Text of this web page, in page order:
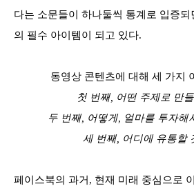
다는 소문들이 하나둘씩 통계로 입증되
의 필수 아이템이 되고 있다.
동영상 콘텐츠에 대해 세 가지
첫 번째, 어떤 주제로 만
두 번째, 어떻게, 얼마를 투자해
세 번째, 어디에 유통할
페이스북의 과거, 현재 미래 중심으로